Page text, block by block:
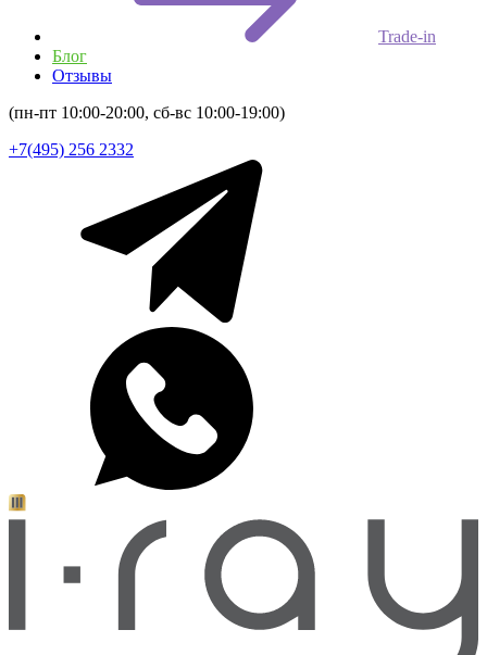
Trade-in
Блог
Отзывы
(пн-пт 10:00-20:00, сб-вс 10:00-19:00)
+7(495) 256 2332